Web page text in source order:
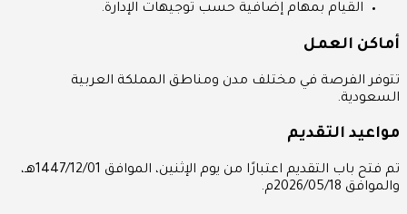
القيام بمهام إضافية حسب توجيهات الإدارة.
أماكن العمل
تتوفر الفرصة في مختلف مدن ومناطق المملكة العربية
السعودية.
مواعيد التقديم
تم فتح باب التقديم اعتبارًا من يوم الإثنين، الموافق 1447/12/01هـ،
والموافق 2026/05/18م.